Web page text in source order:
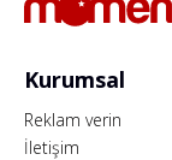
Kurumsal
Reklam verin
İletişim